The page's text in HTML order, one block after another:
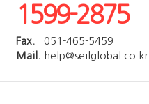
1599-2875
Fax.
051-465-5459
Mail. help@seilglobal.co.kr